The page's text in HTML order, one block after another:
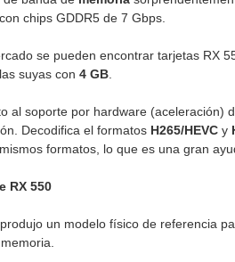
chips GDDR5 de 7 Gbps.
se pueden encontrar tarjetas RX
suyas con 4 GB.
al soporte por hardware (aceleración)
Decodifica el formatos H265/HEVC y
formatos, lo que es una gran
RX 550
un modelo físico de referencia